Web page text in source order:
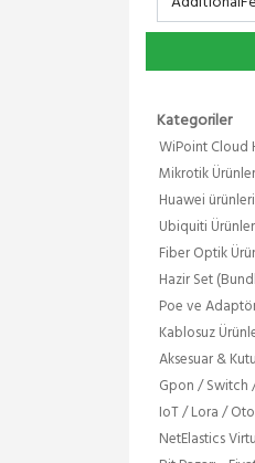
Kategoriler
WiPoint Cloud
Mikrotik
Huawei ürünleri
Ubiquiti
Fiber Optik
Hazir Set
Poe ve
Kablosuz
Aksesuar & Kutu
Gpon / Switch
IoT / Lora /
NetElastics